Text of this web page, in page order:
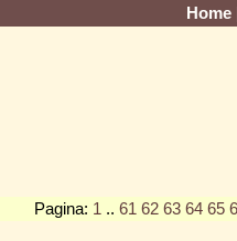
Home
Pagina: 1 .. 61 62 63 64 65